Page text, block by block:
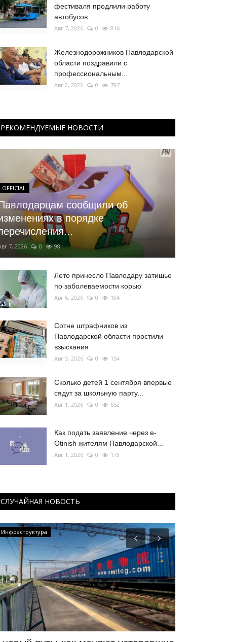
фестиваля продлили работу
автобусов
Авг 7, 2026 0 816
Железнодорожников Павлодарской
области поздравили с
профессиональным...
Авг 2, 2026 0 797
РЕКОМЕНДУЕМЫЕ НОВОСТИ
OFFICIAL
сообщили об
в порядке
7, 2026 0 98
Лето принесло Павлодару затишье
по заболеваемости корью
Авг 6, 2026 0 104
Сотне штрафников из
Павлодарской области простили
взыскания
Авг 3, 2026 0 154
Сколько детей 1 сентября впервые
сядут за школьную парту...
Авг 1, 2026 0 652
Как подать заявление через e-
Otinish жителям Павлодарской...
Авг 1, 2026 0 173
СЛУЧАЙНАЯ НОВОСТЬ
Инфраструктура